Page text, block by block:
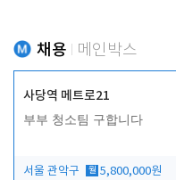
채용 메인박스
사당역 메트로21
부부 청소팀 구합니다
서울 관악구 월 5,800,000원